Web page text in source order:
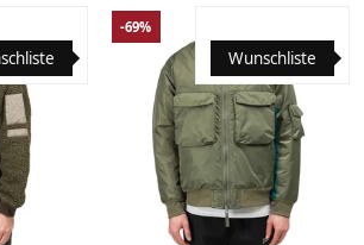
Wunschliste
-69%